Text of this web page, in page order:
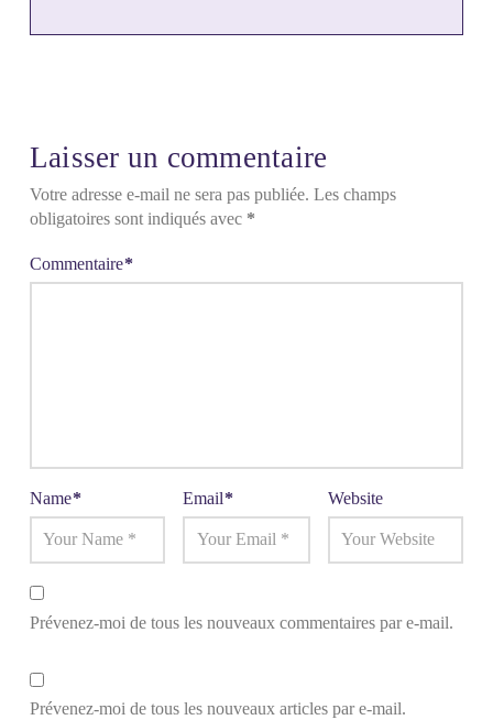
Laisser un commentaire
Votre adresse e-mail ne sera pas publiée. Les champs
obligatoires sont indiqués avec *
Commentaire*
Name* Email* Website
Prévenez-moi de tous les nouveaux commentaires par e-mail.
Prévenez-moi de tous les nouveaux articles par e-mail.